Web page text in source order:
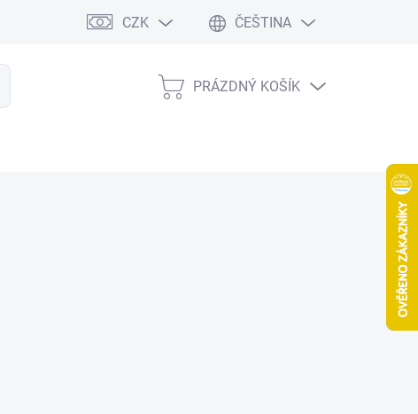
CZK ČEŠTINA
NÁKUPNÍ
PRÁZDNÝ KOŠÍK